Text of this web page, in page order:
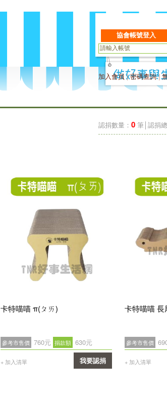
加入會員|密碼查詢|
認捐數量： 0 筆│認捐
卡特喵喵 π(ㄆㄞ)
參考市售價 760元 捐款額 630元
+ 加入清單 我要認捐
卡特喵喵 長
參考市售價
+ 加入清單